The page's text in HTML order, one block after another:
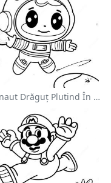
Astronaut Drăguț Plutind În Spațiu - Pagina De Colorat